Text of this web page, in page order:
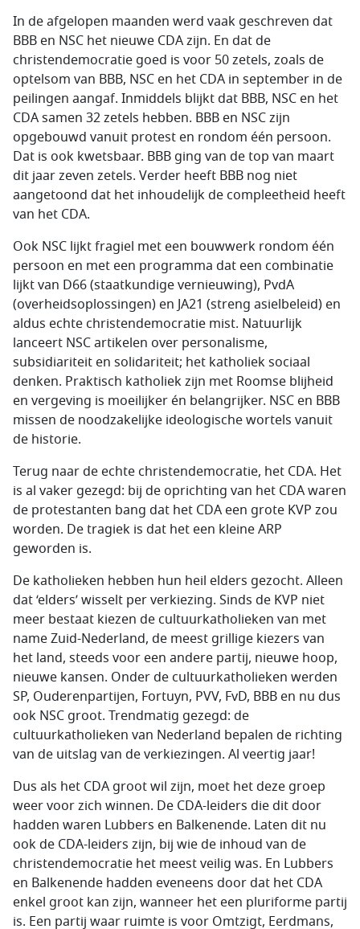
In de afgelopen maanden werd vaak geschreven dat
BBB en NSC het nieuwe CDA zijn. En dat de
christendemocratie goed is voor 50 zetels, zoals de
optelsom van BBB, NSC en het CDA in september in de
peilingen aangaf. Inmiddels blijkt dat BBB, NSC en het
CDA samen 32 zetels hebben. BBB en NSC zijn
opgebouwd vanuit protest en rondom één persoon.
Dat is ook kwetsbaar. BBB ging van de top van maart
dit jaar zeven zetels. Verder heeft BBB nog niet
aangetoond dat het inhoudelijk de compleetheid heeft
van het CDA.
Ook NSC lijkt fragiel met een bouwwerk rondom één
persoon en met een programma dat een combinatie
lijkt van D66 (staatkundige vernieuwing), PvdA
(overheidsoplossingen) en JA21 (streng asielbeleid) en
aldus echte christendemocratie mist. Natuurlijk
lanceert NSC artikelen over personalisme,
subsidiariteit en solidariteit; het katholiek sociaal
denken. Praktisch katholiek zijn met Roomse blijheid
en vergeving is moeilijker én belangrijker. NSC en BBB
missen de noodzakelijke ideologische wortels vanuit
de historie.
Terug naar de echte christendemocratie, het CDA. Het
is al vaker gezegd: bij de oprichting van het CDA waren
de protestanten bang dat het CDA een grote KVP zou
worden. De tragiek is dat het een kleine ARP
geworden is.
De katholieken hebben hun heil elders gezocht. Alleen
dat ‘elders’ wisselt per verkiezing. Sinds de KVP niet
meer bestaat kiezen de cultuurkatholieken van met
name Zuid-Nederland, de meest grillige kiezers van
het land, steeds voor een andere partij, nieuwe hoop,
nieuwe kansen. Onder de cultuurkatholieken werden
SP, Ouderenpartijen, Fortuyn, PVV, FvD, BBB en nu dus
ook NSC groot. Trendmatig gezegd: de
cultuurkatholieken van Nederland bepalen de richting
van de uitslag van de verkiezingen. Al veertig jaar!
Dus als het CDA groot wil zijn, moet het deze groep
weer voor zich winnen. De CDA-leiders die dit door
hadden waren Lubbers en Balkenende. Laten dit nu
ook de CDA-leiders zijn, bij wie de inhoud van de
christendemocratie het meest veilig was. En Lubbers
en Balkenende hadden eveneens door dat het CDA
enkel groot kan zijn, wanneer het een pluriforme partij
is. Een partij waar ruimte is voor Omtzigt, Eerdmans,